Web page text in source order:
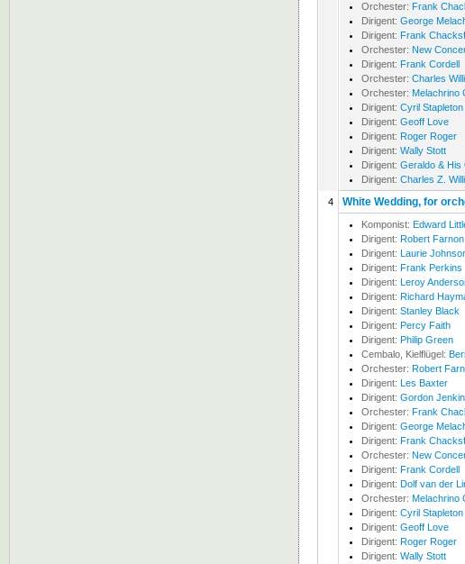
Orchester: Frank
Dirigent: George
Dirigent: Frank
Orchester: New
Dirigent: Frank Cordell
Orchester: Charles
Orchester: Melachrino
Dirigent: Cyril Stapleton
Dirigent: Geoff Love
Dirigent: Roger Roger
Dirigent: Wally Stott
Dirigent: Geraldo & His
Dirigent: Charles Z.
4 White Wedding, for
Komponist: Edward
Dirigent: Robert Farnon
Dirigent: Laurie
Dirigent: Frank Perkins
Dirigent: Leroy
Dirigent: Richard
Dirigent: Stanley Black
Dirigent: Percy Faith
Dirigent: Philip Green
Cembalo, Kielflügel:
Orchester: Robert
Dirigent: Les Baxter
Dirigent: Gordon
Orchester: Frank
Dirigent: George
Dirigent: Frank
Orchester: New
Dirigent: Frank Cordell
Dirigent: Dolf van der
Orchester: Melachrino
Dirigent: Cyril Stapleton
Dirigent: Geoff Love
Dirigent: Roger Roger
Dirigent: Wally Stott